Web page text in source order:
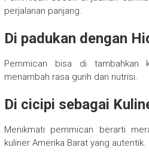
perjalanan panjang.
Di padukan dengan
Pemmican bisa di
menambah rasa gurih dan nutrisi.
Di cicipi sebagai
Menikmati pemmican berarti
kuliner Amerika Barat yang autentik.